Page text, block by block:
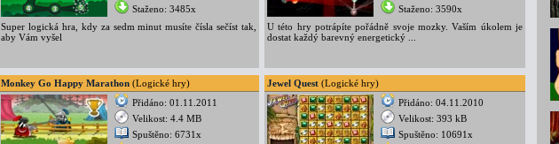
Staženo: 3485x
Super logická hra, kdy za sedm minut musíte čísla sečíst tak,
aby Vám vyšel
Staženo: 3590x
U této hry potrápíte pořádně svoje mozky. Vaším úkolem je
dostat každý barevný energetický ...
Monkey Go Happy Marathon (Logické hry)
Přidáno: 01.11.2011
Velikost: 4.4 MB
Spuštěno: 6731x
Jewel Quest (Logické hry)
Přidáno: 04.11.2010
Velikost: 393 kB
Spuštěno: 10691x